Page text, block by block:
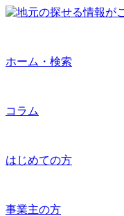
ホーム・検索
コラム
はじめての方
事業主の方